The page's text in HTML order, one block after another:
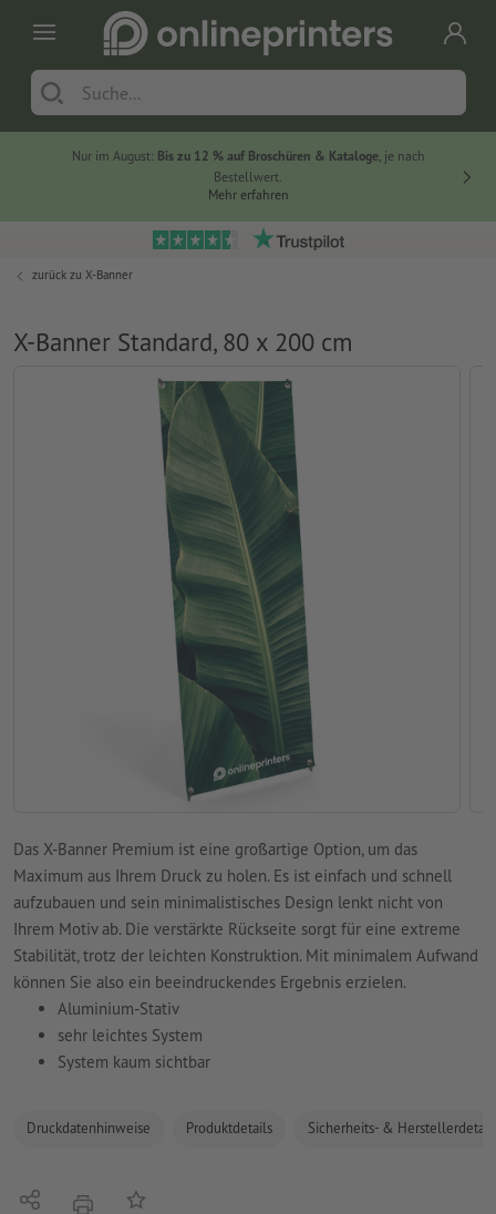
Nur im August: Bis zu 12 % auf Broschüren & Kataloge, je nach
Bestellwert.
Mehr erfahren
zurück zu X-Banner
X-Banner Standard, 80 x 200 cm
Das X-Banner Premium ist eine großartige Option, um das
Maximum aus Ihrem Druck zu holen. Es ist einfach und schnell
aufzubauen und sein minimalistisches Design lenkt nicht von
Ihrem Motiv ab. Die verstärkte Rückseite sorgt für eine extreme
Stabilität, trotz der leichten Konstruktion. Mit minimalem Aufwand
können Sie also ein beeindruckendes Ergebnis erzielen.
Aluminium-Stativ
sehr leichtes System
System kaum sichtbar
Druckdatenhinweise Produktdetails Sicherheits- &
Teilen DruckenAuf die Merkliste